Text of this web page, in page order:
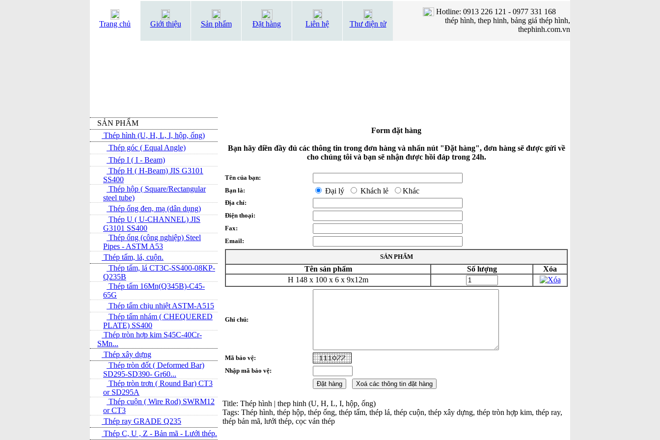
Trang chủ Giới thiệu Sản phẩm Đặt hàng Liên hệ Thư điện tử
Hotline: 0913 226 121 - 0977 331 168
thép hình, thep hinh, bảng giá thép hình,
thephinh.com.vn
SẢN PHẨM
Thép hình (U, H, L, I, hộp, ống)
Thép góc ( Equal Angle)
Thép I ( I - Beam)
Thép H ( H-Beam) JIS G3101
SS400
Thép hộp ( Square/Rectangular
steel tube)
Thép ống đen, mạ (dân dụng)
Thép U ( U-CHANNEL) JIS
G3101 SS400
Thép ống (công nghiệp) Steel
Pipes - ASTM A53
Thép tấm, lá, cuộn.
Thép tấm, lá CT3C-SS400-08KP-
Q235B
Thép tấm 16Mn(Q345B)-C45-
65G
Thép tấm chịu nhiệt ASTM-A515
Thép tấm nhám ( CHEQUERED
PLATE) SS400
Thép tròn hợp kim S45C-40Cr-
SMn...
Thép xây dựng
Thép tròn đốt ( Deformed Bar)
SD295-SD390- Gr60...
Thép tròn trơn ( Round Bar) CT3
or SD295A
Thép cuộn ( Wire Rod) SWRM12
or CT3
Thép ray GRADE Q235
Thép C, U , Z - Bản mã - L­ưới thép.
Form đặt hàng
Bạn hãy điền đầy đủ các thông tin trong đơn hàng và nhấn nút "Đặt hàng", đơn hàng sẽ được gửi về
cho chúng tôi và bạn sẽ nhận được hồi đáp trong 24h.
Tên của bạn:
Bạn là:
Đại lý Khách lẻ Khác
Địa chỉ:
Điện thoại:
Fax:
Email:
SẢN PHẨM
Tên sản phẩm Số lượng
Xóa
H 148 x 100 x 6 x 9x12m
Ghi chú:
Mã bảo vệ:
Nhập mã bảo vệ:
Title: Thép hình | thep hinh (U, H, L, I, hộp, ống)
Tags: Thép hình, thép hộp, thép ống, thép tấm, thép lá, thép cuộn, thép xây dựng, thép tròn hợp kim, thép ray,
thép bản mã, lưới thép, cọc ván thép